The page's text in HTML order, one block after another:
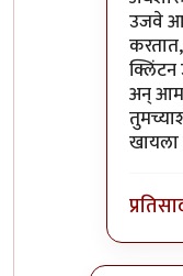
उजवे
अन्
खायला